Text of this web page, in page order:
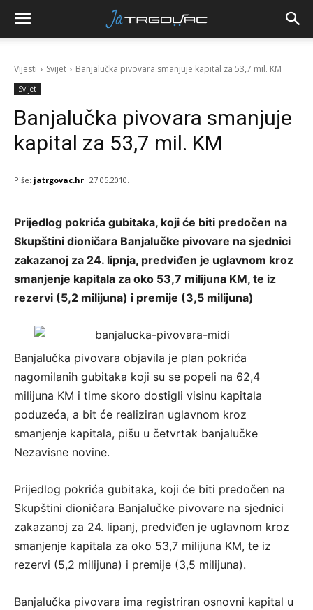
Vijesti Svijet Banjalučka pivovara smanjuje kapital za 53,7 mil. KM
Svijet
Banjalučka pivovara smanjuje
kapital za 53,7 mil. KM
Piše: jatrgovac.hr 27.05.2010.
Prijedlog pokrića gubitaka, koji će biti predočen na
Skupštini dioničara Banjalučke pivovare na sjednici
zakazanoj za 24. lipnja, predviđen je uglavnom kroz
smanjenje kapitala za oko 53,7 milijuna KM, te iz
rezervi (5,2 milijuna) i premije (3,5 milijuna)
Banjalučka pivovara objavila je plan pokrića
nagomilanih gubitaka koji su se popeli na 62,4
milijuna KM i time skoro dostigli visinu kapitala
poduzeća, a bit će realiziran uglavnom kroz
smanjenje kapitala, pišu u četvrtak banjalučke
Nezavisne novine.
Prijedlog pokrića gubitaka, koji će biti predočen na
Skupštini dioničara Banjalučke pivovare na sjednici
zakazanoj za 24. lipanj, predviđen je uglavnom kroz
smanjenje kapitala za oko 53,7 milijuna KM, te iz
rezervi (5,2 milijuna) i premije (3,5 milijuna).
Banjalučka pivovara ima registriran osnovni kapital u